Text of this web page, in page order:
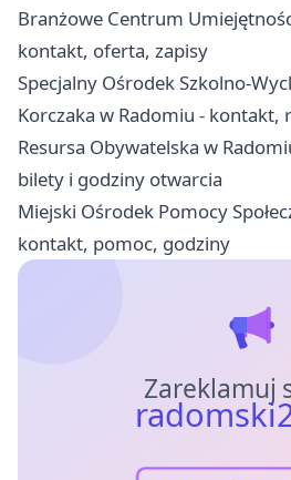
Branżowe Centrum
kontakt, oferta, zapisy
Specjalny Ośrodek Szkolno-
Korczaka w Radomiu - kontakt,
Resursa Obywatelska w
bilety i godziny otwarcia
Miejski Ośrodek Pomocy
kontakt, pomoc, godziny
Zareklamuj